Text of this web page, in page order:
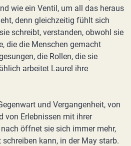
wie ein Ventil, um all das heraus
denn gleichzeitig fühlt sich
schreibt, verstanden, obwohl sie
die die Menschen gemacht
die Rollen, die sie
arbeitet Laurel ihre
und Vergangenheit, von
von Erlebnissen mit ihrer
öffnet sie sich immer mehr,
kann, in der May starb.